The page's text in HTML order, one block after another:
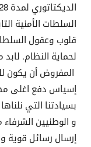
السلطات الأمنية
قلوب وعقول
لحماية النظام.
المفروض أن يكون
إسياس دفع اغلى
بسيادتنا التي
و الوطنيين
إرسال رسائل قوية